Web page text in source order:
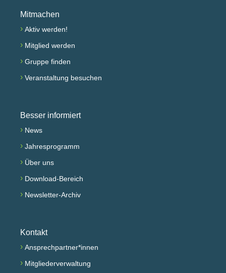
Mitmachen
› Aktiv werden!
› Mitglied werden
› Gruppe finden
› Veranstaltung besuchen
Besser informiert
› News
› Jahresprogramm
› Über uns
› Download-Bereich
› Newsletter-Archiv
Kontakt
› Ansprechpartner*innen
› Mitgliederverwaltung